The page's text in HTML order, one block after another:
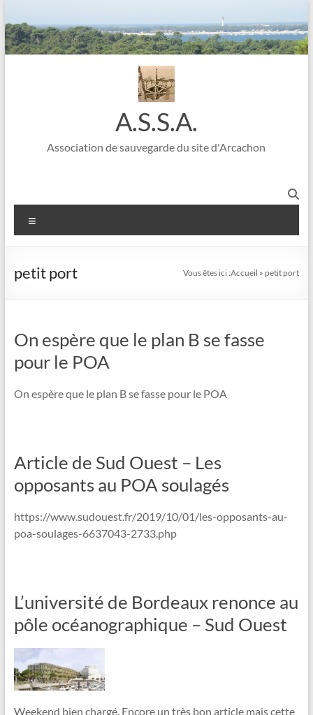
A.S.S.A.
Association de sauvegarde du site d'Arcachon
petit port Vous êtes ici :Accueil » petit port
On espère que le plan B se fasse
pour le POA
On espère que le plan B se fasse pour le POA
Article de Sud Ouest – Les
opposants au POA soulagés
https://www.sudouest.fr/2019/10/01/les-opposants-au-
poa-soulages-6637043-2733.php
L’université de Bordeaux renonce au
pôle océanographique – Sud Ouest
Weekend bien chargé. Encore un très bon article mais cette